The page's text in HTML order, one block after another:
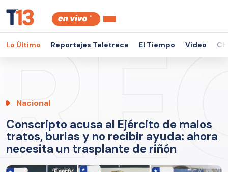
Lo Último Reportajes Teletrece El Tiempo Video
Nacional
Conscripto acusa al Ejército de malos
tratos, burlas y no recibir ayuda: ahora
necesita un trasplante de riñón